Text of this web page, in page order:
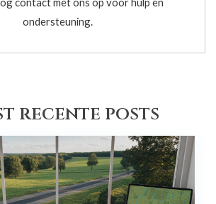
ondersteuning.
recente posts